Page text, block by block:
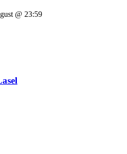
@ 23:59